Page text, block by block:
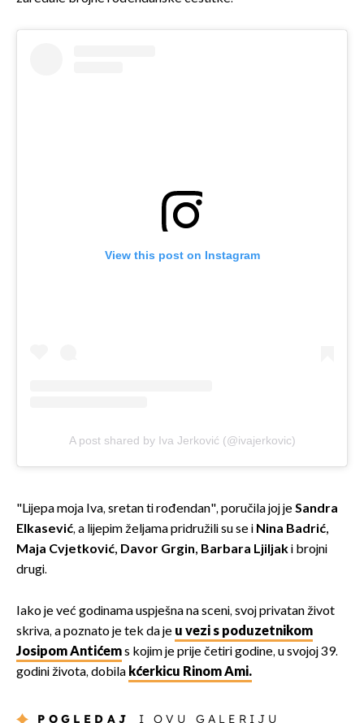
View this post on Instagram
A post shared by Iva Jerković (@ivajerkovic)
"Lijepa moja Iva, sretan ti rođendan", poručila joj jeSandra
Elkasević, a lijepim željama pridružili su se i Nina Badrić,
Maja Cvjetković, Davor Grgin, Barbara Ljiljaki brojni
drugi.
Iako je već godinama uspješna na sceni, svoj privatan život
skriva, a poznato je tek da je u vezi s poduzetnikom
Josipom Antićems kojim je prije četiri godine, u svojoj 39.
godini života, dobila kćerkicu Rinom Ami.
POGLEDAJ I OVU GALERIJU